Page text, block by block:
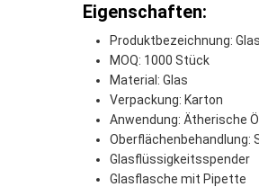
Eigenschaften:
Produktbezeichnung:
MOQ: 1000 Stück
Material: Glas
Verpackung: Karton
Anwendung: Ätherische
Oberflächenbehandlung:
Glasflüssigkeitsspender
Glasflasche mit Pipette